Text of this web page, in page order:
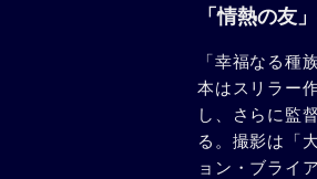
備をした。巨
ないと、メエ
いる夫の後姿
たまま、身動
ォームで、身
て潔白を誓っ
「情熱の友
「幸福なる種
本はスリラー
し、さらに監
る。撮影は「
ョン・ブライ